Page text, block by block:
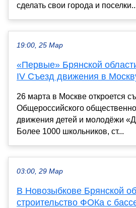
сделать свои города и
19:00, 25 Мар
«Первые» Брянской
IV Съезд движения в
26 марта в Москве откроется
Общероссийского
движения детей и молодёжи
Более 1000 школьников, ст...
03:00, 29 Мар
В Новозыбкове Брянской
строительство ФОКа с